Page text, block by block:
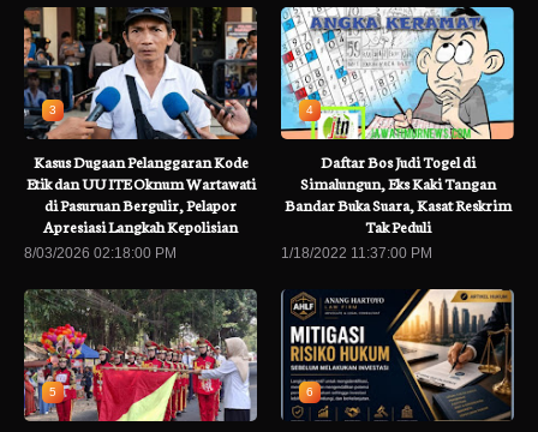
3
Kasus Dugaan Pelanggaran Kode
Etik dan UU ITE Oknum Wartawati
di Pasuruan Bergulir, Pelapor
Apresiasi Langkah Kepolisian
8/03/2026 02:18:00 PM
4
Daftar Bos Judi Togel di
Simalungun, Eks Kaki Tangan
Bandar Buka Suara, Kasat Reskrim
Tak Peduli
1/18/2022 11:37:00 PM
5 6